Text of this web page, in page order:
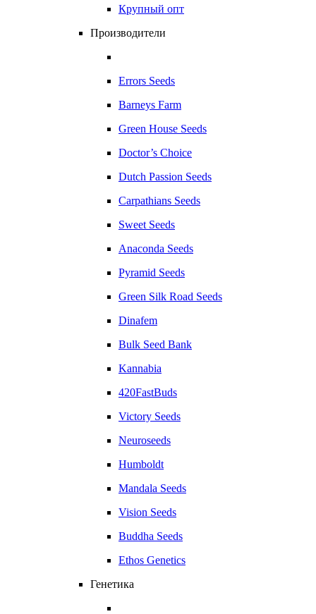
Крупный опт
Производители
Errors Seeds
Barneys Farm
Green House Seeds
Doctor’s Choice
Dutch Passion Seeds
Carpathians Seeds
Sweet Seeds
Anaconda Seeds
Pyramid Seeds
Green Silk Road Seeds
Dinafem
Bulk Seed Bank
Kannabia
420FastBuds
Victory Seeds
Neuroseeds
Humboldt
Mandala Seeds
Vision Seeds
Buddha Seeds
Ethos Genetics
Генетика